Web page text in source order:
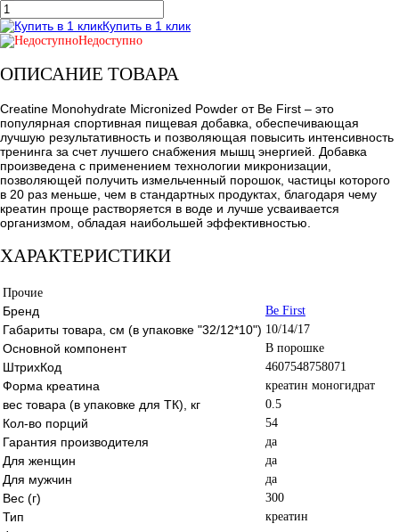
Купить в 1 клик
Недоступно
ОПИСАНИЕ ТОВАРА
Creatine Monohydrate Micronized Powder от Be First – это
популярная спортивная пищевая добавка, обеспечивающая
лучшую результативность и позволяющая повысить интенсивность
тренинга за счет лучшего снабжения мышц энергией. Добавка
произведена с применением технологии микронизации,
позволяющей получить измельченный порошок, частицы которого
в 20 раз меньше, чем в стандартных продуктах, благодаря чему
креатин проще растворяется в воде и лучше усваивается
организмом, обладая наибольшей эффективностью.
ХАРАКТЕРИСТИКИ
Прочие
Бренд Be First
Габариты товара, см (в упаковке "32/12*10") 10/14/17
Основной компонент В порошке
ШтрихКод 4607548758071
Форма креатина креатин моногидрат
вес товара (в упаковке для ТК), кг 0.5
Кол-во порций 54
Гарантия производителя да
Для женщин да
Для мужчин да
Вес (г) 300
Тип креатин